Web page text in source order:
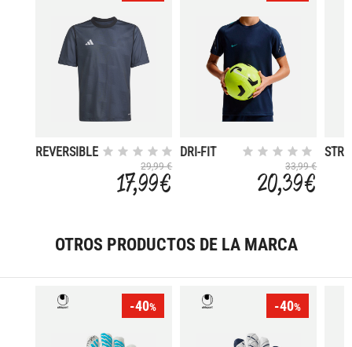
REVERSIBLE
29,99 €
17,99 €
DRI-FIT
33,99 €
20,39 €
OTROS PRODUCTOS DE LA MARCA
-40% -40%